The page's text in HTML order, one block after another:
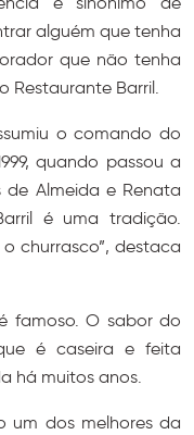
alguém que tenha
que não tenha
Restaurante Barril.
o comando do
quando passou a
de Almeida e Renata
é uma tradição.
churrasco”, destaca
famoso. O sabor do
é caseira e feita
há muitos anos.
um dos melhores da